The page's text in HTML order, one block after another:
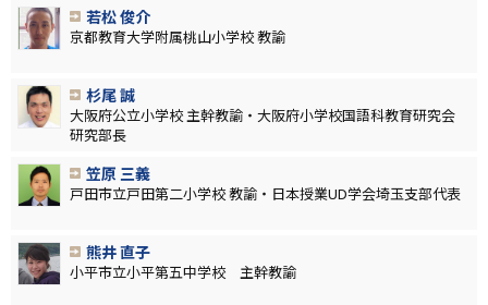
若松 俊介
京都教育大学附属桃山小学校 教諭
杉尾 誠
大阪府公立小学校 主幹教諭・大阪府小学校国語科教育研究会
研究部長
笠原 三義
戸田市立戸田第二小学校 教諭・日本授業UD学会埼玉支部代表
熊井 直子
小平市立小平第五中学校 主幹教諭